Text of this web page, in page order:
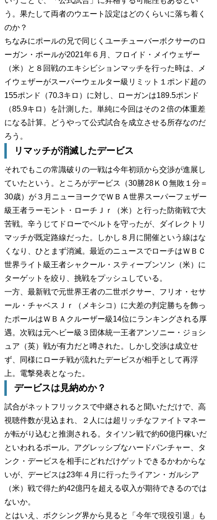
う。果たして両者のウエート設定はどのくらいに落ち着く
のか？
ちなみにポールの兄で同じくユーチューバーボクサーのロ
ーガン・ポールが2021年６月、フロイド・メイウェザー
（米）と８回戦のエキシビションマッチを行った時は、メ
イウェザーがスーパーウェルター級リミット１ポンド超の
155ポンド（70.3キロ）に対し、ローガンは189.5ポンド
（85.9キロ）を計測した。単純に今回はその２倍の体重差
になる計算。どうやって公式試合を成立させる所存なのだ
ろう。
リマッチが消滅したデービス
それでもこの常識破りの一戦は今年初頭から交渉が進展し
ていたという。ところがデービス（30勝28ＫＯ無敗１分＝
30歳）が３月ニューヨークでＷＢＡ世界スーパーフェザー
級王者ラーモント・ローチＪｒ（米）と行った防衛戦で大
苦戦。辛うじてドローでベルトを守ったが、ダイレクトリ
マッチが既定路線だった。しかし８月に開催という線はな
くなり、ひとまず消滅。最近のニュースでローチはＷＢＣ
世界ライト級王者シャクール・スティーブンソン（米）に
ターゲットを絞り、挑戦をプッシュしている。
一方、最新戦で元世界王者の二世ボクサー、フリオ・セサ
ール・チャベスＪｒ（メキシコ）に大差の判定勝ちを飾っ
たポールはＷＢＡクルーザー級14位にランキングされる厚
遇。次戦は元ヘビー級３団体統一王者アンソニー・ジョシ
ュア（英）戦が有力だと噂された。しかし交渉は成立せ
ず、同様にローチ戦が流れたデービスが相手として再浮
上。電撃発表となった。
デービスは見納めか？
試合がネットフリックスで中継されると聞いただけで、高
視聴件数が見込まれ、２人には超リッチなファイトマネー
が転がり込むと推測される。タイソン戦で約60億円稼いだ
といわれるポール。アグレッシブなハードパンチャー、タ
ンク・デービスを相手にどれだけゲットできるかわからな
いが、デービスは23年４月に行ったライアン・ガルシア
（米）戦で得た約42億円を超える収入が期待できるのでは
ないか。
とはいえ、ボクシング界から見ると「今年で現役引退」も